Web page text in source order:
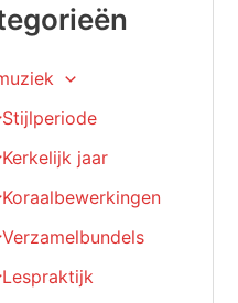
Stijlperiode
Kerkelijk jaar
Koraalbewerkingen
Verzamelbundels
Lespraktijk